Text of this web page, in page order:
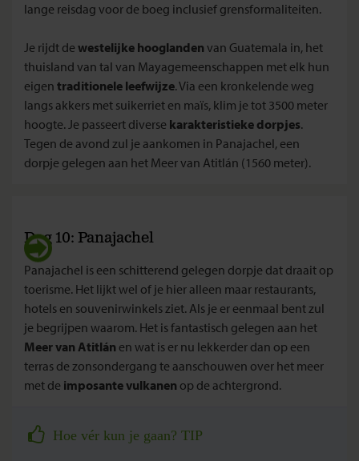
lange reisdag voor de boeg inclusief grensformaliteiten.
Je rijdt de westelijke hooglanden van Guatemala in, het
thuisland van tal van Mayagemeenschappen met elk hun
eigen traditionele leefwijze. Via een kronkelende weg
langs akkers met suikerriet en maïs, klim je tot 3500 meter
hoogte. Je passeert diverse karakteristieke dorpjes.
Tegen de avond zul je aankomen in Panajachel, een
dorpje gelegen aan het Meer van Atitlán (1560 meter).
Dag 10: Panajachel
Panajachel is een schitterend gelegen dorpje dat draait op
toerisme. Het lijkt wel of je hier alleen maar restaurants,
hotels en souvenirwinkels ziet. Als je er eenmaal bent zul
je begrijpen waarom. Het is fantastisch gelegen aan het
Meer van Atitlán en wat is er nu lekkerder dan op een
terras de zonsondergang te aanschouwen over het meer
met de imposante vulkanen op de achtergrond.
Hoe vér kun je gaan? TIP